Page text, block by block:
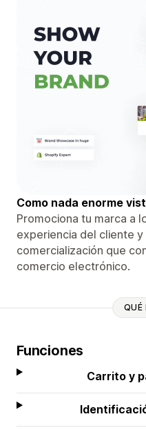
Como nada enorme
Promociona tu marca a
experiencia del cliente
comercialización que
comercio electrónico.
QUÉ
Funciones
Carrito y